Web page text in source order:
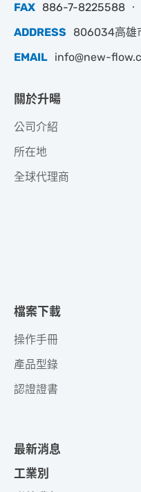
FAX 886-7-8225588 ‧
ADDRESS
806034高雄
EMAIL info@new-
關於升暘
公司介紹
所在地
全球代理商
檔案下載
操作手冊
產品型錄
認證證書
最新消息
工業別